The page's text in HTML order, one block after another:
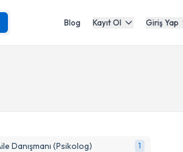
Blog Kayıt Ol Giriş Yap
Danışmanı (Psikolog) 1